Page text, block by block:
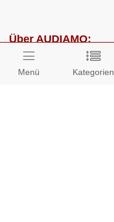
Menü Kategorien
Über AUDIAMO:
Impressum